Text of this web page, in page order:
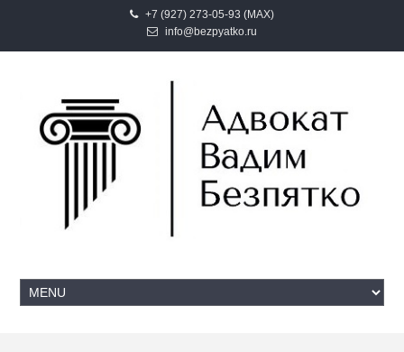
+7 (927) 273-05-93 (MAX)
info@bezpyatko.ru